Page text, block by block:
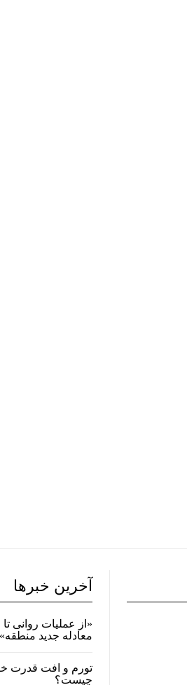
آخرین خبرها
«از عملیات روانی تا
معادله جدید منطقه»
تورم و افت قدرت
چیست؟